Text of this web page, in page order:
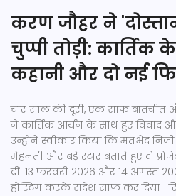
करण जौहर ने
चुप्पी तोड़ी:
कहानी और दो नई
चार साल की दूरी, एक साफ
ने कार्तिक आर्यन के साथ हुए विवाद
उन्होंने स्वीकार किया कि मतभेद
मेहनती और बड़े स्टार बताते हुए दो
दीं: 13 फरवरी 2026 और 14 अगस्त
होस्टिंग करके संदेश साफ कर